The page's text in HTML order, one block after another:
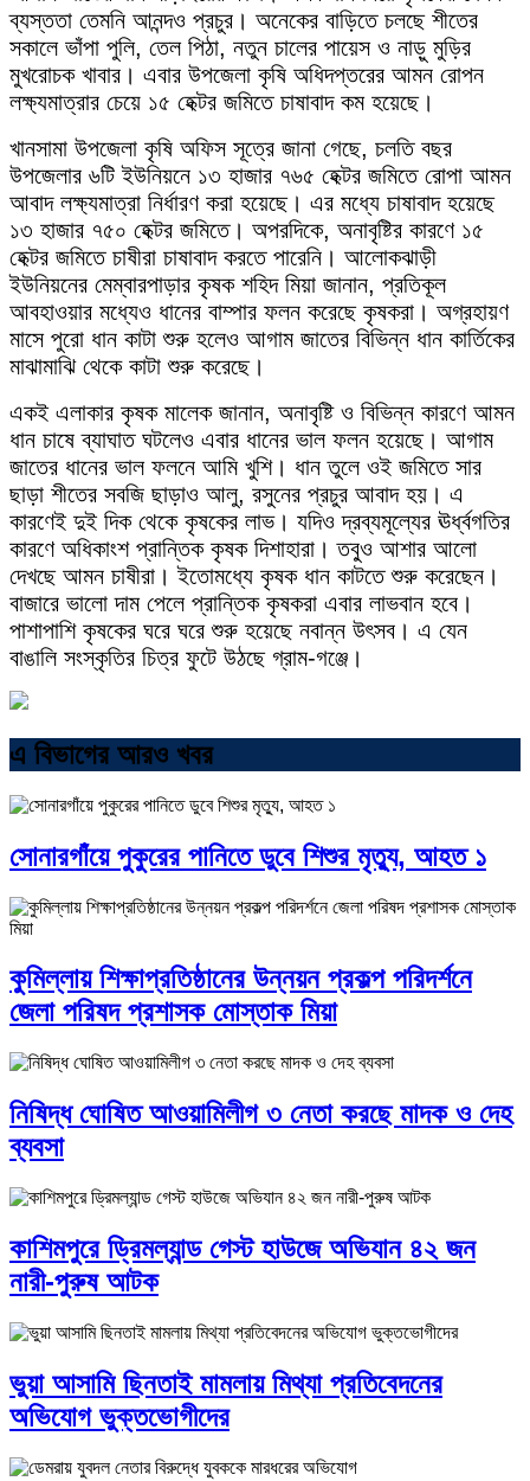
ব্যস্ততা তেমনি আনন্দও প্রচুর। অনেকের বাড়িতে চলছে শীতের
সকালে ভাঁপা পুলি, তেল পিঠা, নতুন চালের পায়েস ও নাড়ু মুড়ির
মুখরোচক খাবার। এবার উপজেলা কৃষি অধিদপ্তরের আমন রোপন
লক্ষ্যমাত্রার চেয়ে ১৫ হেক্টর জমিতে চাষাবাদ কম হয়েছে।
খানসামা উপজেলা কৃষি অফিস সূত্রে জানা গেছে, চলতি বছর
উপজেলার ৬টি ইউনিয়নে ১৩ হাজার ৭৬৫ হেক্টর জমিতে রোপা আমন
আবাদ লক্ষ্যমাত্রা নির্ধারণ করা হয়েছে। এর মধ্যে চাষাবাদ হয়েছে
১৩ হাজার ৭৫০ হেক্টর জমিতে। অপরদিকে, অনাবৃষ্টির কারণে ১৫
হেক্টর জমিতে চাষীরা চাষাবাদ করতে পারেনি। আলোকঝাড়ী
ইউনিয়নের মেম্বারপাড়ার কৃষক শহিদ মিয়া জানান, প্রতিকূল
আবহাওয়ার মধ্যেও ধানের বাম্পার ফলন করেছে কৃষকরা। অগ্রহায়ণ
মাসে পুরো ধান কাটা শুরু হলেও আগাম জাতের বিভিন্ন ধান কার্তিকের
মাঝামাঝি থেকে কাটা শুরু করেছে।
একই এলাকার কৃষক মালেক জানান, অনাবৃষ্টি ও বিভিন্ন কারণে আমন
ধান চাষে ব্যাঘাত ঘটলেও এবার ধানের ভাল ফলন হয়েছে। আগাম
জাতের ধানের ভাল ফলনে আমি খুশি। ধান তুলে ওই জমিতে সার
ছাড়া শীতের সবজি ছাড়াও আলু, রসুনের প্রচুর আবাদ হয়। এ
কারণেই দুই দিক থেকে কৃষকের লাভ। যদিও দ্রব্যমূল্যের ঊর্ধ্বগতির
কারণে অধিকাংশ প্রান্তিক কৃষক দিশাহারা। তবু্ও আশার আলো
দেখছে আমন চাষীরা। ইতোমধ্যে কৃষক ধান কাটতে শুরু করেছেন।
বাজারে ভালো দাম পেলে প্রান্তিক কৃষকরা এবার লাভবান হবে।
পাশাপাশি কৃষকের ঘরে ঘরে শুরু হয়েছে নবান্ন উৎসব। এ যেন
বাঙালি সংস্কৃতির চিত্র ফুটে উঠছে গ্রাম-গঞ্জে।
এ বিভাগের আরও খবর
সোনারগাঁয়ে পুকুরের পানিতে ডুবে শিশুর মৃত্যু, আহত ১
কুমিল্লায় শিক্ষাপ্রতিষ্ঠানের উন্নয়ন প্রকল্প পরিদর্শনে
জেলা পরিষদ প্রশাসক মোস্তাক মিয়া
নিষিদ্ধ ঘোষিত আওয়ামিলীগ ৩ নেতা করছে মাদক ও দেহ
ব্যবসা
কাশিমপুরে ড্রিমল্যান্ড গেস্ট হাউজে অভিযান ৪২ জন
নারী-পুরুষ আটক
ভুয়া আসামি ছিনতাই মামলায় মিথ্যা প্রতিবেদনের
অভিযোগ ভুক্তভোগীদের